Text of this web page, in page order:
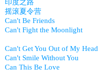
印度之路
摇滚夏令营
Can't Be Friends
Can't Fight the Moonlight
Can't Get You Out of My Head
Can't Smile Without You
Can This Be Love